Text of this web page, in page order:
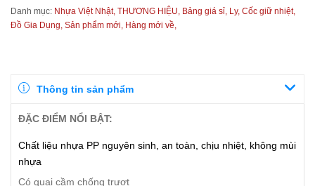
Danh mục: Nhựa Việt Nhật, THƯƠNG HIỆU, Bảng giá sỉ, Ly, Cốc giữ nhiệt,
Đồ Gia Dụng, Sản phẩm mới, Hàng mới về,
Thông tin sản phẩm
ĐẶC ĐIỂM NỔI BẬT:
Chất liệu nhựa PP nguyên sinh, an toàn, chịu nhiệt, không mùi
nhựa
Có quai cầm chống trượt